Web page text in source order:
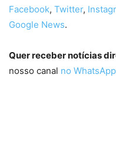
Facebook, Twitter,
Google News.
Quer receber notícias
nosso canal no WhatsApp